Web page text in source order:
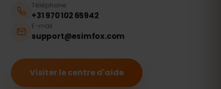
Téléphone
+31 970 102 65942
E-mail
support@esimfox.com
Visiter le centre d'aide